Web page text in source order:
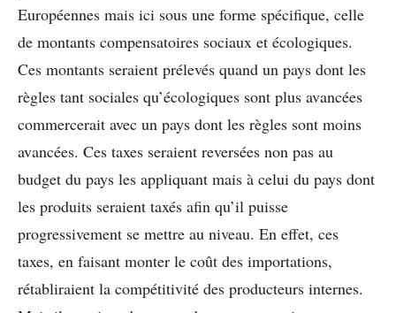
Européennes mais ici sous une forme spécifique, celle
de montants compensatoires sociaux et écologiques.
Ces montants seraient prélevés quand un pays dont les
règles tant sociales qu’écologiques sont plus avancées
commercerait avec un pays dont les règles sont moins
avancées. Ces taxes seraient reversées non pas au
budget du pays les appliquant mais à celui du pays dont
les produits seraient taxés afin qu’il puisse
progressivement se mettre au niveau. En effet, ces
taxes, en faisant monter le coût des importations,
rétabliraient la compétitivité des producteurs internes.